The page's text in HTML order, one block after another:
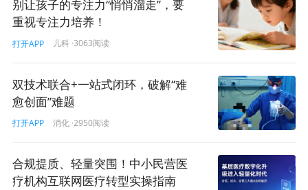
别让孩子的专注力“悄悄溜走”，要
重视专注力培养！
打开APP 儿科 ·3063阅读
双技术联合+一站式闭环，破解“难
愈创面”难题
打开APP 消化 ·2950阅读
合规提质、轻量突围！中小民营医
疗机构互联网医疗转型实操指南